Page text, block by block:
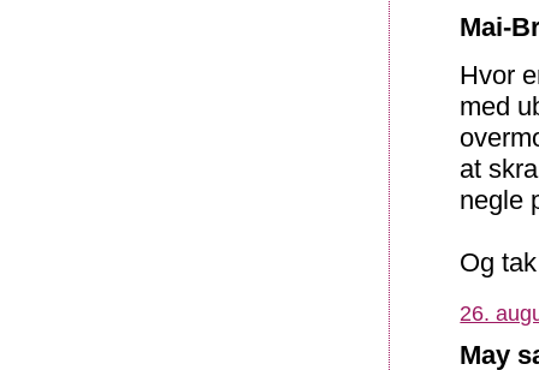
Mai-
Hvor
med
at
negle
Og
26.
May